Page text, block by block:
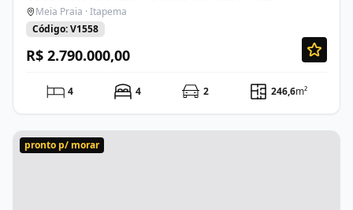
Meia Praia · Itapema
Código: V1558
R$ 2.790.000,00
4 4 2 246,6m²
pronto p/ morar